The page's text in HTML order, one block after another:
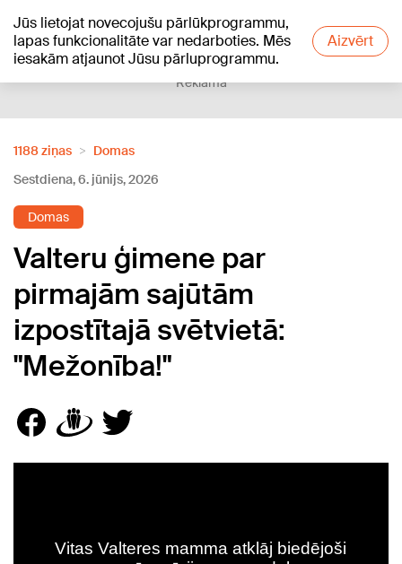
Jūs lietojat novecojušu pārlūkprogrammu,
lapas funkcionalitāte var nedarboties. Mēs
iesakām atjaunot Jūsu pārluprogrammu.
Aizvērt
+18°C
Reklāma
1188 ziņas
Domas
Sestdiena, 6. jūnijs, 2026
Domas
Valteru ģimene par
pirmajām sajūtām
izpostītajā svētvietā:
"Mežonība!"